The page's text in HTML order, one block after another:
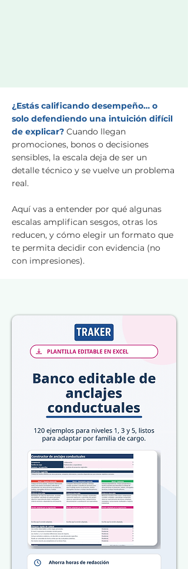
¿Estás calificando desempeño… o
solo defendiendo una intuición difícil
de explicar? Cuando llegan
promociones, bonos o decisiones
sensibles, la escala deja de ser un
detalle técnico y se vuelve un problema
real.
Aquí vas a entender por qué algunas
escalas amplifican sesgos, otras los
reducen, y cómo elegir un formato que
te permita decidir con evidencia (no
con impresiones).